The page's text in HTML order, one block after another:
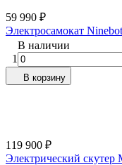
59 990 ₽
Электросамокат
В наличии
1
В корзину
119 900 ₽
Электрический